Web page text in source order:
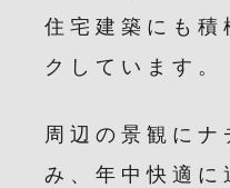
住宅建築にも積
クしています。
周辺の景観にナ
み、年中快適に